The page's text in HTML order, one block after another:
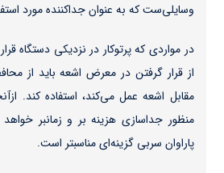
وسایلی‌ست که به عنوان جداکننده مورد
در مواردی که پرتوکار در نزدیکی دستگاه
از قرار گرفتن در معرض اشعه باید از
مقابل اشعه عمل می‌کند، استفاده کند.
منظور جداسازی هزینه بر و زمانبر خواهد
پاراوان سربی گزینه‌ای مناسبتر است.